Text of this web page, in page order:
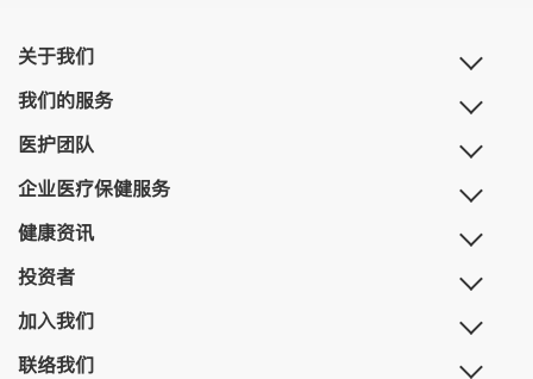
关于我们
我们的服务
医护团队
企业医疗保健服务
健康资讯
投资者
加入我们
联络我们